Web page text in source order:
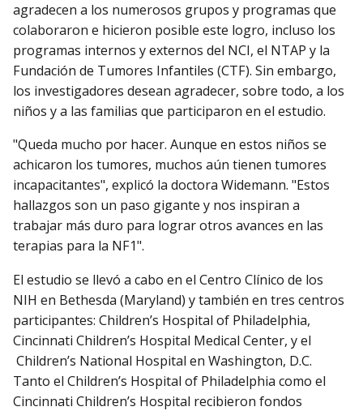
agradecen a los numerosos grupos y programas que
colaboraron e hicieron posible este logro, incluso los
programas internos y externos del NCI, el NTAP y la
Fundación de Tumores Infantiles (CTF). Sin embargo,
los investigadores desean agradecer, sobre todo, a los
niños y a las familias que participaron en el estudio.
"Queda mucho por hacer. Aunque en estos niños se
achicaron los tumores, muchos aún tienen tumores
incapacitantes", explicó la doctora Widemann. "Estos
hallazgos son un paso gigante y nos inspiran a
trabajar más duro para lograr otros avances en las
terapias para la NF1".
El estudio se llevó a cabo en el Centro Clínico de los
NIH en Bethesda (Maryland) y también en tres centros
participantes: Children’s Hospital of Philadelphia,
Cincinnati Children’s Hospital Medical Center, y el
Children’s National Hospital en Washington, D.C.
Tanto el Children’s Hospital of Philadelphia como el
Cincinnati Children’s Hospital recibieron fondos